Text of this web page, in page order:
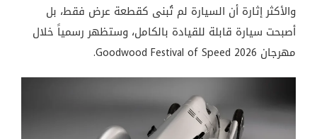
والأكثر إثارة أن السيارة لم تُبنى كقطعة عرض فقط، بل
أصبحت سيارة قابلة للقيادة بالكامل، وستظهر رسمياً خلال
مهرجان Goodwood Festival of Speed 2026.